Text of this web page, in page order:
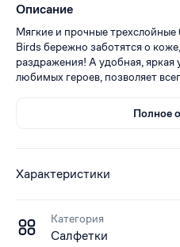
Описание
Мягкие и прочные
Birds бережно заботятся о
раздражения! А удобная, яркая
любимых героев, позволяет
Полное
Характеристики
Категория
Салфетки